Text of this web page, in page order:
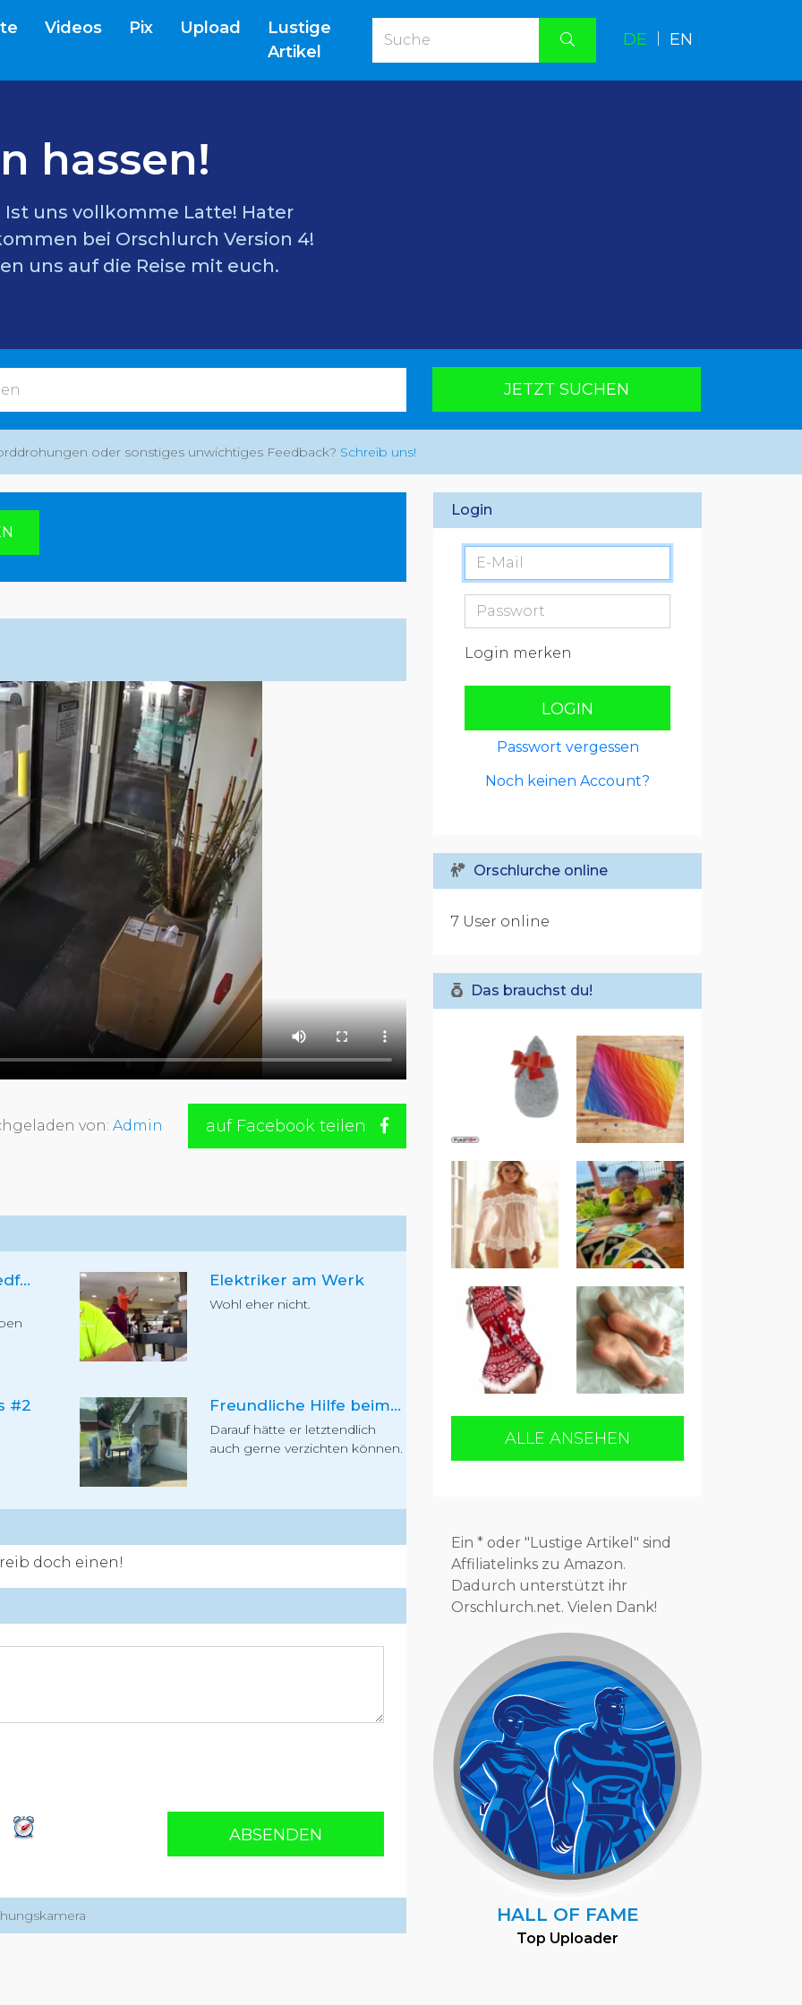
(current)
Videos Pix Upload
Lustige
Artikel
DE EN
hassen!
Ist uns vollkomme Latte! Hater
bei Orschlurch Version 4!
uns auf die Reise mit euch.
JETZT SUCHEN
oder sonstiges unwichtiges Feedback? Schreib uns!
von: Admin auf Facebook teilen
Lebensmüder Mopedfahrer Elektriker am Werk
Wohl eher nicht.
#2 Freundliche Hilfe beim Eis holen
Darauf hätte er letztendlich
auch gerne verzichten können.
doch einen!
ABSENDEN
Login
Login merken
LOGIN
Passwort vergessen
Noch keinen Account?
Orschlurche online
7 User online
Das brauchst du!
ALLE ANSEHEN
Ein * oder "Lustige Artikel" sind
Affiliatelinks zu Amazon.
Dadurch unterstützt ihr
Orschlurch.net. Vielen Dank!
HALL OF FAME
Top Uploader